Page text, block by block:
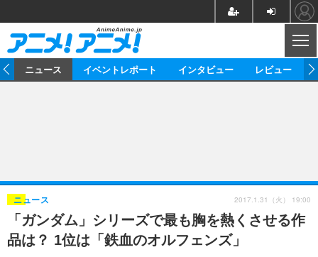
ゲーム グッズ
イベント 海外
海外イベント ビジネス
俳優・タレント アーティスト
ビジネス
アニメ 実写
書評
動画
ニュース イベントレポート インタビュー レビュー
「ガンダム」シリーズで最も胸を熱くさせる作
品は？ 1位は「鉄血のオルフェンズ」
ニュース 2017.1.31（火） 19:00